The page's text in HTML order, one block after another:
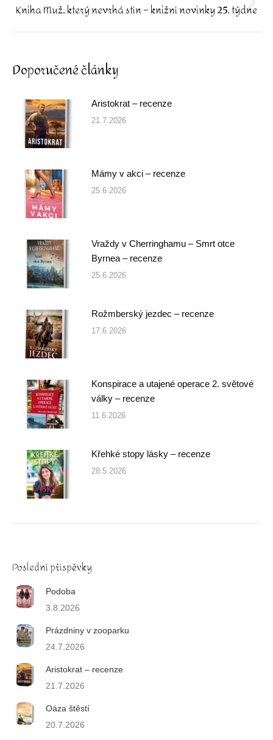
Next
Kniha Muž, který nevrhá stín – knižní novinky 25. týdne
Doporučené články
Aristokrat – recenze
21.7.2026
Mámy v akci – recenze
25.6.2026
Vraždy v Cherringhamu – Smrt otce
Byrnea – recenze
25.6.2026
Rožmberský jezdec – recenze
17.6.2026
Konspirace a utajené operace 2. světové
války – recenze
11.6.2026
Křehké stopy lásky – recenze
28.5.2026
Poslední příspěvky
Podoba
3.8.2026
Prázdniny v zooparku
24.7.2026
Aristokrat – recenze
21.7.2026
Oáza štěstí
20.7.2026